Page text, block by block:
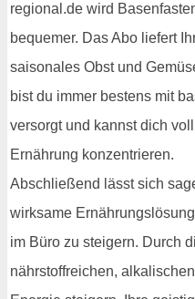
regional.de wird
bequemer. Das Abo liefert
saisonales Obst und
bist du immer bestens mit
versorgt und kannst dich
Ernährung konzentrieren.
Abschließend lässt sich
wirksame
im Büro zu steigern. Durch
nährstoffreichen,